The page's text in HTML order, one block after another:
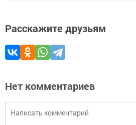
Расскажите друзьям
Нет комментариев